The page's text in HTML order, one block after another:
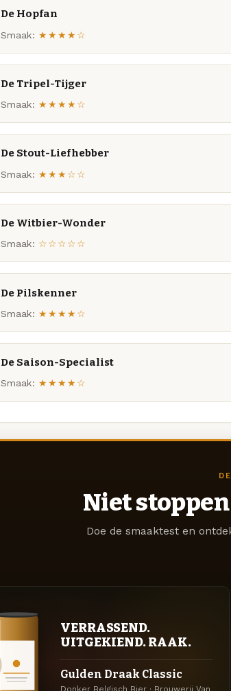
De Hopfan
Smaak: ★★★★☆
De Tripel-Tijger
Smaak: ★★★★☆
De Stout-Liefhebber
Smaak: ★★★☆☆
De Witbier-Wonder
Smaak: ☆☆☆☆☆
De Pilskenner
Smaak: ★★★★☆
De Saison-Specialist
Smaak: ★★★★☆
Niet
Doe de smaaktest en
VERRASSEND.
UITGEKIEND. RAAK.
Gulden Draak Classic